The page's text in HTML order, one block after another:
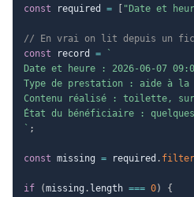
const required = "Date et
// En vrai on lit depuis un
const record =
`
Date et heure : 2026-06-07
Type de prestation : aide à la
Contenu réalisé : toilette,
` ;
const missing = required . filter
if (missing . length === 0)
{